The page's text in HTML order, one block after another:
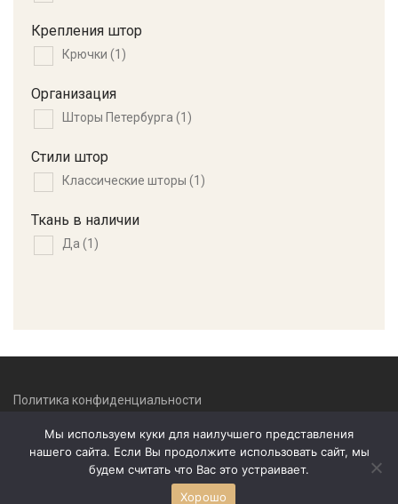
Крепления штор
Крючки (1)
Организация
Шторы Петербурга (1)
Стили штор
Классические шторы (1)
Ткань в наличии
Да (1)
Политика конфиденциальности
КонтактыМы используем куки для наилучшего представления
нашего сайта. Если Вы продолжите использовать сайт, мы
будем считать что Вас это устраивает.
Хорошо